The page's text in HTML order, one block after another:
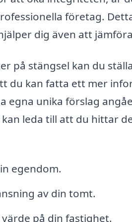
företag.
dig även att
på stängsel kan du
du kan fatta ett mer
egna unika förslag
leda till att du hittar
egendom.
av din tomt.
på din fastighet.